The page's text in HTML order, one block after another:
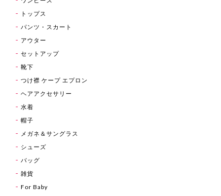
トップス
パンツ・スカート
アウター
セットアップ
靴下
つけ襟 ケープ エプロン
ヘアアクセサリー
水着
帽子
メガネ＆サングラス
シューズ
バッグ
雑貨
For Baby